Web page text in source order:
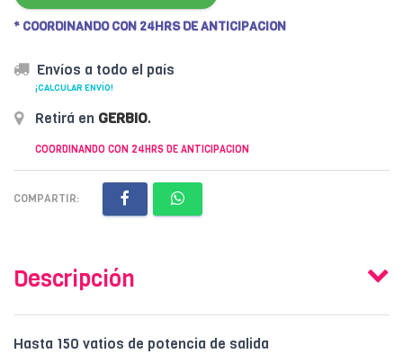
* COORDINANDO CON 24HRS DE ANTICIPACION
Envíos a todo el país
¡CALCULAR ENVÍO!
Retirá en GERBIO.
COORDINANDO CON 24HRS DE ANTICIPACION
COMPARTIR:
Descripción
Hasta 150 vatios de potencia de salida